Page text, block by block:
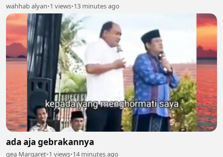
wahhab alyan•1 views•13 minutes ago
ada aja gebrakannya
gea Margaret•1 views•14 minutes ago